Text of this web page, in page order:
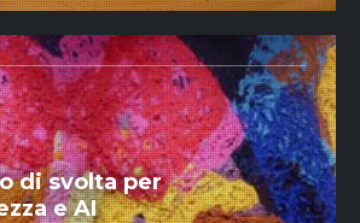
di svolta per
e AI